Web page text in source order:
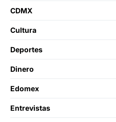
CDMX
Cultura
Deportes
Dinero
Edomex
Entrevistas